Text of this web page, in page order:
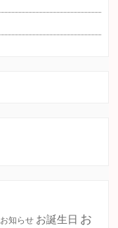
お知らせ お誕生日 お